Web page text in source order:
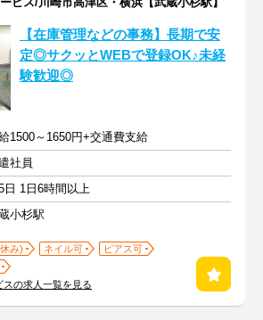
【在庫管理などの事務】長期で安
定◎サクッとWEBで登録OK♪未経
験歓迎◎
1500～1650円+交通費支給
社員
日 1日6時間以上
小杉駅
み) ネイル可
ピアス可
の求人一覧を見る